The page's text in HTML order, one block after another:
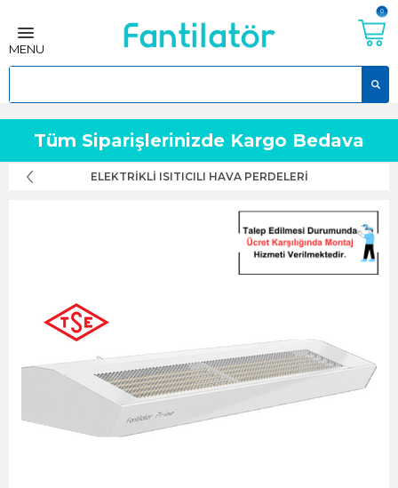
Tüm Siparişlerinizde Kargo Bedava
0
MENU
ELEKTRIKLI ISITICILI HAVA PERDELERI